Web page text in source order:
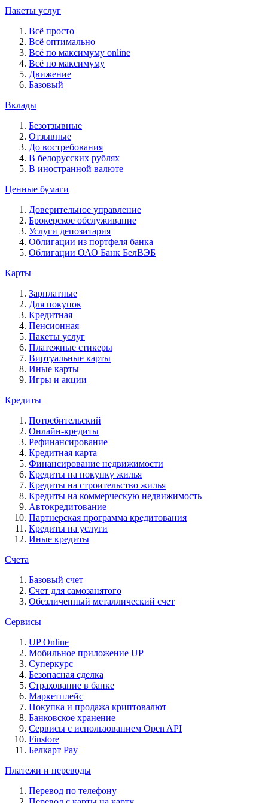
Пакеты услуг
Всё просто
Всё оптимально
Всё по максимуму online
Всё по максимуму
Движение
Базовый
Вклады
Безотзывные
Отзывные
До востребования
В белорусских рублях
В иностранной валюте
Ценные бумаги
Доверительное управление
Брокерское обслуживание
Услуги депозитария
Облигации из портфеля банка
Облигации ОАО Банк БелВЭБ
Карты
Зарплатные
Для покупок
Кредитная
Пенсионная
Пакеты услуг
Платежные стикеры
Виртуальные карты
Иные карты
Игры и акции
Кредиты
Потребительский
Онлайн-кредиты
Рефинансирование
Кредитная карта
Финансирование недвижимости
Кредиты на покупку жилья
Кредиты на строительство жилья
Кредиты на коммерческую недвижимость
Автокредитование
Партнерская программа кредитования
Кредиты на услуги
Иные кредиты
Счета
Базовый счет
Счет для самозанятого
Обезличенный металлический счет
Сервисы
UP Online
Мобильное приложение UP
Суперкурс
Безопасная сделка
Страхование в банке
Маркетплейс
Покупка и продажа криптовалют
Банковское хранение
Сервисы с использованием Open API
Finstore
Белкарт Pay
Платежи и переводы
Перевод по телефону